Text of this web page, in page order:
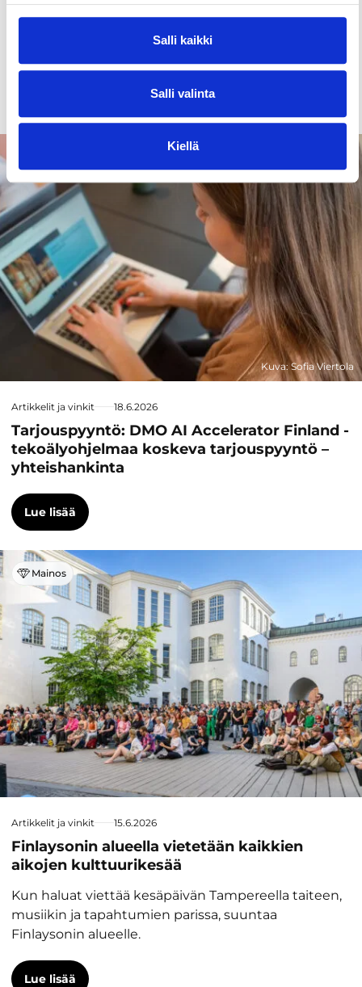
Salli kaikki
Salli valinta
Kiellä
suosikkipaikkasi, inspiroidu kesän elämyksistä ja
Kuva: Sofia Viertola
Artikkelit ja vinkit 18.6.2026
Tarjouspyyntö: DMO AI Accelerator Finland -
tekoälyohjelmaa koskeva tarjouspyyntö –
yhteishankinta
Lue lisää
Mainos
Artikkelit ja vinkit 15.6.2026
Finlaysonin alueella vietetään kaikkien
aikojen kulttuurikesää
Kun haluat viettää kesäpäivän Tampereella taiteen,
musiikin ja tapahtumien parissa, suuntaa
Finlaysonin alueelle.
Lue lisää